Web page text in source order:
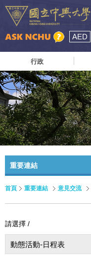
AED
行政
重要連結
首頁 重要連結 意見交流
請選擇 /
動態活動-日程表